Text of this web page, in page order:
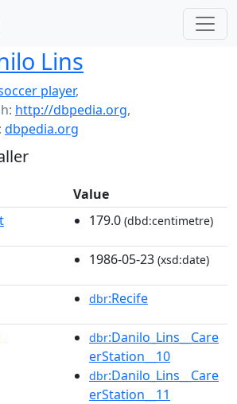
Lins
player,
http://dbpedia.org,
dbpedia.org
Value
179.0 (dbd:centimetre)
1986-05-23 (xsd:date)
dbr:Recife
dbr:Danilo_Lins__Care
erStation__10
dbr:Danilo_Lins__Care
erStation__11